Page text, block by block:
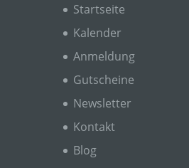
Startseite
Kalender
Anmeldung
Gutscheine
Newsletter
Kontakt
Blog
zu